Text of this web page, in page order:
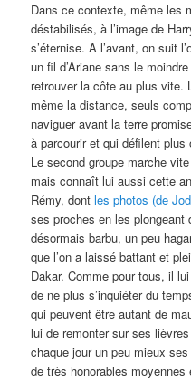
Dans ce contexte, même les
déstabilisés, à l’image de
s’éternise. A l’avant, on suit
un fil d’Ariane sans le
retrouver la côte au plus vite.
même la distance, seuls
naviguer avant la terre
à parcourir et qui défilent plus
Le second groupe marche
mais connaît lui aussi cette
Rémy, dontles photos (de
ses proches en les plongeant
désormais barbu, un peu
que l’on a laissé battant et
Dakar. Comme pour tous, il
de ne plus s’inquiéter du
qui peuvent être autant de
lui de remonter sur ses
chaque jour un peu mieux
de très honorables